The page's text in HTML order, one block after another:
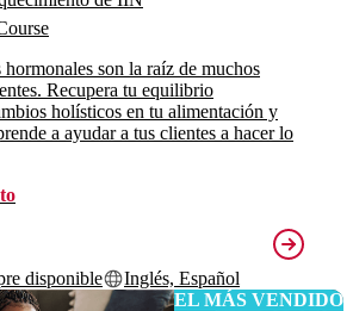
son la raíz de muchos
Recupera tu equilibrio
holísticos en tu alimentación y
a ayudar a tus clientes a hacer lo
disponible
Inglés, Español
EL MÁS VENDIDO